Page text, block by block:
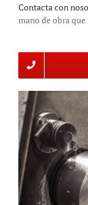
Contacta con
mano de obra